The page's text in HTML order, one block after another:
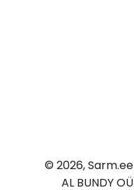
© 2026,Sarm.ee
AL BUNDY OÜ